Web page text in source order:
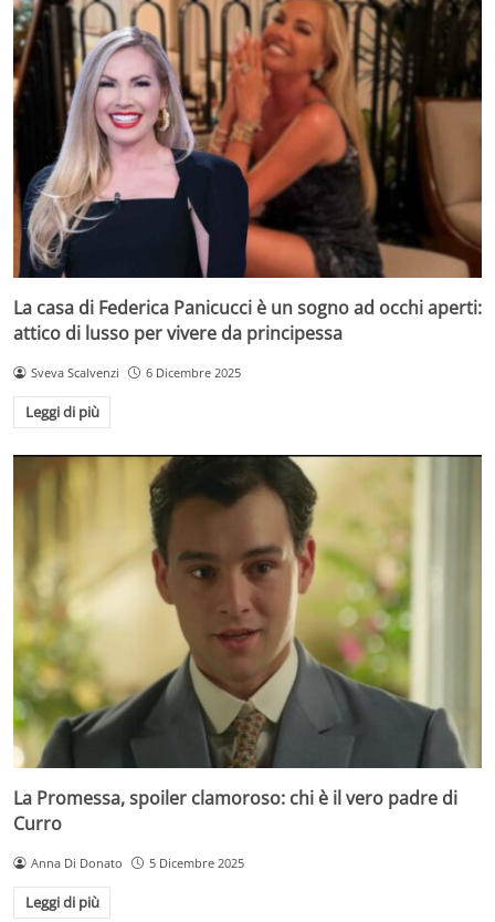
La casa di Federica Panicucci è un sogno ad occhi aperti:
attico di lusso per vivere da principessa
Sveva Scalvenzi 6 Dicembre 2025
Leggi di più
La Promessa, spoiler clamoroso: chi è il vero padre di
Curro
Anna Di Donato 5 Dicembre 2025
Leggi di più